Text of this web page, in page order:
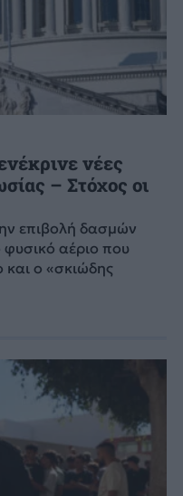
νέες
– Στόχος οι
επιβολή δασμών
φυσικό αέριο που
και ο «σκιώδης